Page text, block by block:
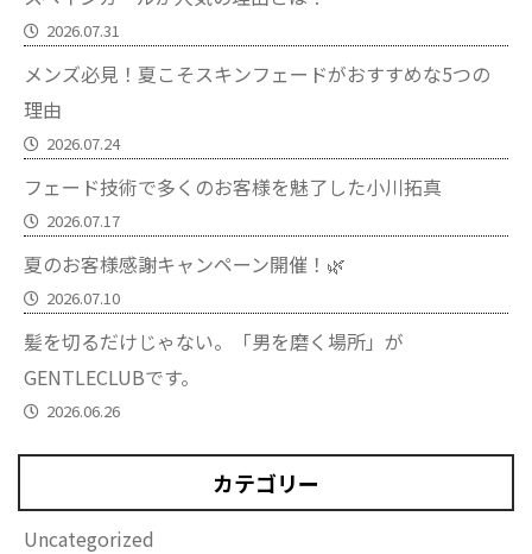
2026.07.31
メンズ必見！夏こそスキンフェードがおすすめな5つの
理由
2026.07.24
フェード技術で多くのお客様を魅了した小川拓真
2026.07.17
夏のお客様感謝キャンペーン開催！🌿
2026.07.10
髪を切るだけじゃない。「男を磨く場所」が
GENTLECLUBです。
2026.06.26
カテゴリー
Uncategorized